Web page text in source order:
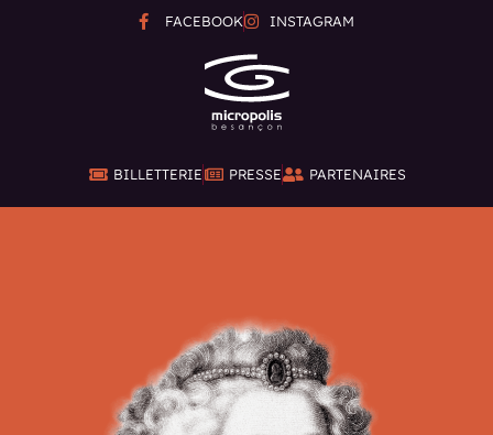
FACEBOOK INSTAGRAM
BILLETTERIE PRESSE PARTENAIRES